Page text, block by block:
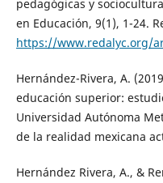
pedagógicas y
en Educación, 9(1), 1-24.
https://www.redalyc.org/
Hernández-Rivera, A.
educación superior:
Universidad Autónoma
de la realidad mexicana
Hernández Rivera, A., &